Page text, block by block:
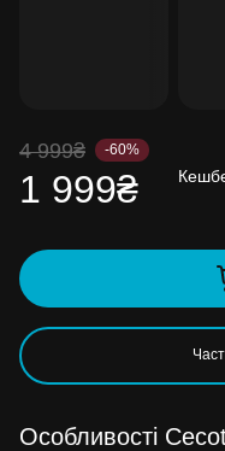
4 999₴ -60%
1 999₴
Особливості